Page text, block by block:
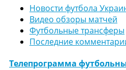
Новости футбола
Видео обзоры матчей
Футбольные трансферы
Последние
Телепрограмма